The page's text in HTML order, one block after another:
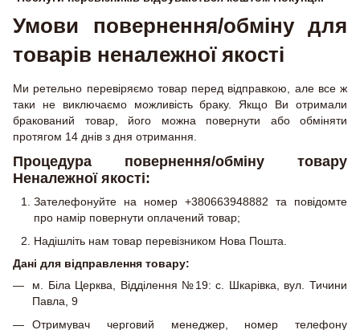
Умови повернення/обміну для
товарів неналежної якості
Ми ретельно перевіряємо товар перед відправкою, але все ж
таки не виключаємо можливість браку. Якщо Ви отримали
бракований товар, його можна повернути або обміняти
протягом 14 днів з дня отримання.
Процедура повернення/обміну товару
Неналежної якості:
Зателефонуйте на номер +380663948882 та повідомте
про намір повернути оплачений товар;
Надішліть нам товар перевізником Нова Пошта.
Дані для відправлення товару:
м. Біла Церква, Відділення №19: с. Шкарівка, вул. Тичини
Павла, 9
Отримувач черговий менеджер, номер телефону